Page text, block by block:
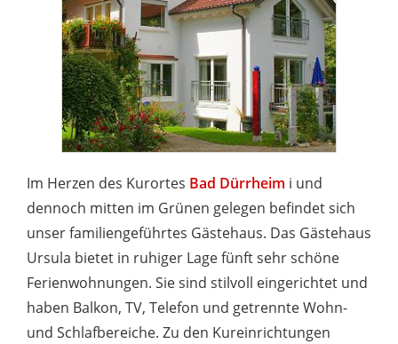
Im Herzen des Kurortes Bad Dürrheim i und
dennoch mitten im Grünen gelegen befindet sich
unser familiengeführtes Gästehaus. Das Gästehaus
Ursula bietet in ruhiger Lage fünft sehr schöne
Ferienwohnungen. Sie sind stilvoll eingerichtet und
haben Balkon, TV, Telefon und getrennte Wohn-
und Schlafbereiche. Zu den Kureinrichtungen